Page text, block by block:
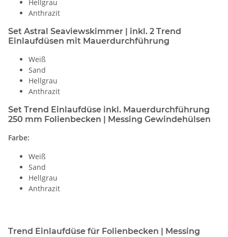
Hellgrau
Anthrazit
Set Astral Seaviewskimmer | inkl. 2 Trend
Einlaufdüsen mit Mauerdurchführung
Weiß
Sand
Hellgrau
Anthrazit
Set Trend Einlaufdüse inkl. Mauerdurchführung
250 mm Folienbecken | Messing Gewindehülsen
Farbe:
Weiß
Sand
Hellgrau
Anthrazit
Trend Einlaufdüse für Folienbecken | Messing